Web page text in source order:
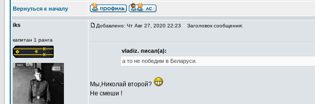
Вернуться к началу
iks
капитан 1 ранга
Добавлено: Чт Авг 27, 2020 22:23 Заголовок сообщения:
vladiz. писал(а):
а то не победим в Беларуси.
Мы,Николай второй?
Не смеши !